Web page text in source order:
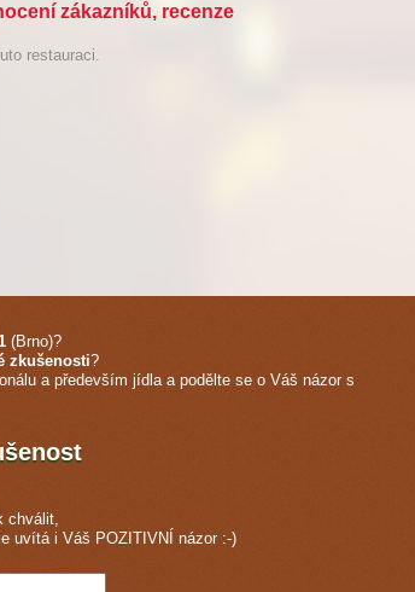
zákazníků, recenze
restauraci.
(Brno)?
zkušenosti?
a především jídla a podělte se o Váš názor s
chválit,
uvítá i Váš POZITIVNÍ názor :-)